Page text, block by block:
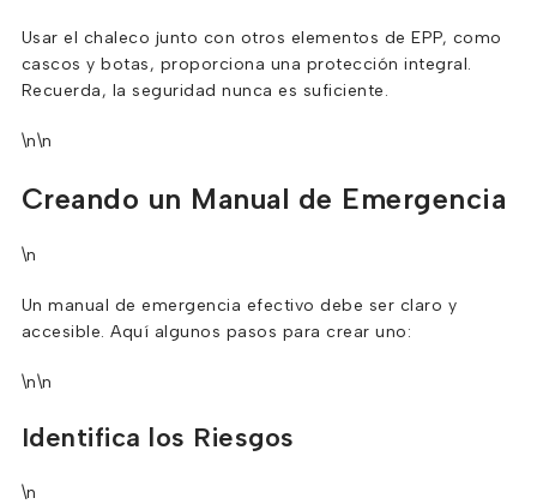
Usar el chaleco junto con otros elementos de EPP, como
cascos y botas, proporciona una protección integral.
Recuerda, la seguridad nunca es suficiente.
\n\n
Creando un Manual de Emergencia
\n
Un manual de emergencia efectivo debe ser claro y
accesible. Aquí algunos pasos para crear uno:
\n\n
Identifica los Riesgos
\n